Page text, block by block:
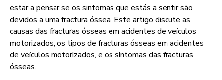
estar a pensar se os sintomas que estás a sentir são
devidos a uma fractura óssea. Este artigo discute as
causas das fracturas ósseas em acidentes de veículos
motorizados, os tipos de fracturas ósseas em acidentes
de veículos motorizados, e os sintomas das fracturas
ósseas.